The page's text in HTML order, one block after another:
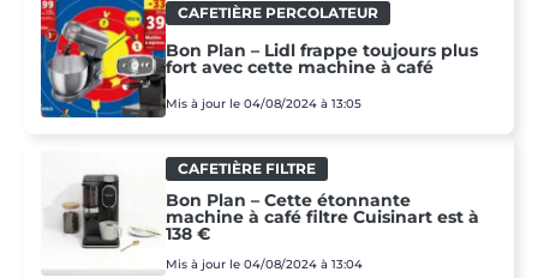
CAFETIÈRE PERCOLATEUR
Bon Plan – Lidl frappe toujours plus
fort avec cette machine à café
Mis à jour le 04/08/2024 à 13:05
CAFETIÈRE FILTRE
Bon Plan – Cette étonnante
machine à café filtre Cuisinart est à
138 €
Mis à jour le 04/08/2024 à 13:04